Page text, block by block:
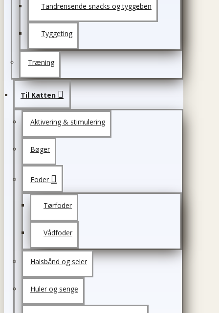
Tandrensende snacks og tyggeben
Tyggeting
Træning
Til Katten
Aktivering & stimulering
Bøger
Foder
Tørfoder
Vådfoder
Halsbånd og seler
Huler og senge